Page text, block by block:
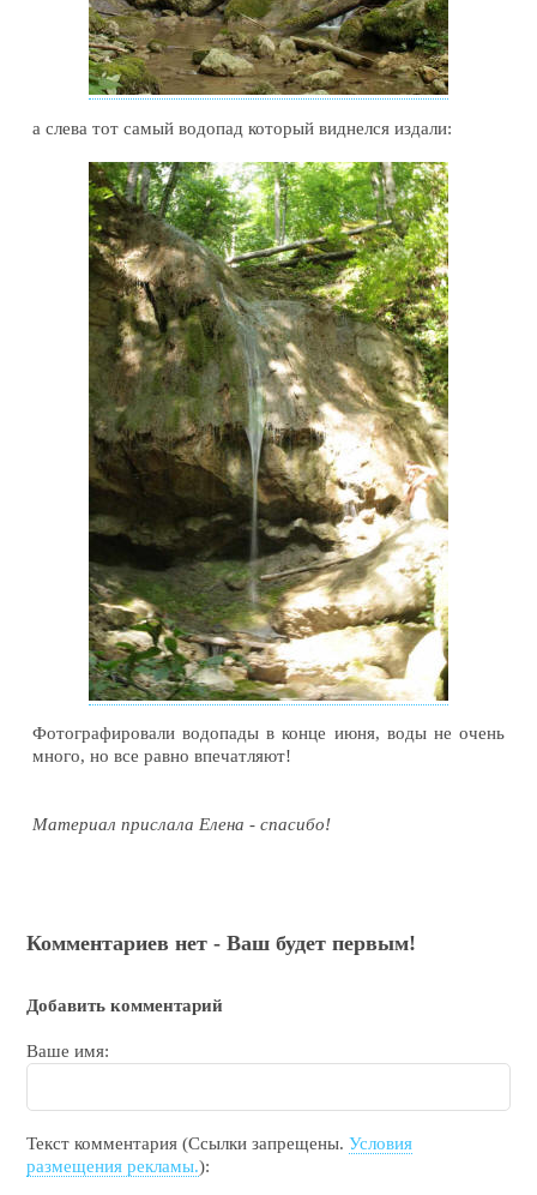
а слева тот самый водопад который виднелся издали:
Фотографировали водопады в конце июня, воды не очень
много, но все равно впечатляют!
Материал прислала Елена - спасибо!
Комментариев нет - Ваш будет первым!
Добавить комментарий
Ваше имя:
Текст комментария (Ссылки запрещены.Условия
размещения рекламы.):